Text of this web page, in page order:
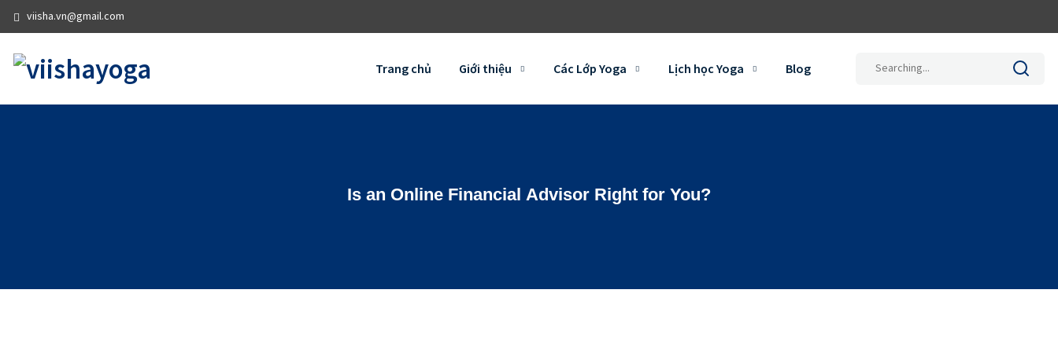
viisha.vn@gmail.com
Trang chủ Giới thiệu Các Lớp Yoga Lịch học Yoga Blog
Search
Is an Online Financial Advisor Right for You?